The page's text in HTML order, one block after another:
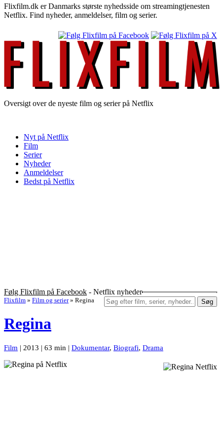
Flixfilm.dk er Danmarks største nyhedsside om streamingtjenesten
Netflix. Find nyheder, anmeldelser, film og serier.
Oversigt over de nyeste film og serier på Netflix
Nyt på Netflix
Film
Serier
Nyheder
Anmeldelser
Bedst på Netflix
Følg Flixfilm på Facebook - Netflix nyheder
Søg
Flixfilm » Film og serier » Regina
Regina
Film | 2013 | 63 min | Dokumentar, Biografi, Drama